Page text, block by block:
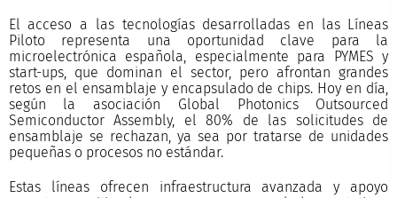
El acceso a las tecnologías desarrolladas en las Líneas
Piloto representa una oportunidad clave para la
microelectrónica española, especialmente para PYMES y
start-ups, que dominan el sector, pero afrontan grandes
retos en el ensamblaje y encapsulado de chips. Hoy en día,
según la asociación Global Photonics Outsourced
Semiconductor Assembly, el 80% de las solicitudes de
ensamblaje se rechazan, ya sea por tratarse de unidades
pequeñas o procesos no estándar.
Estas líneas ofrecen infraestructura avanzada y apoyo